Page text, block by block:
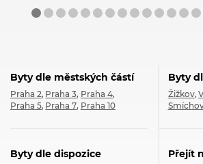
Byty dle městských částí
Praha 2 Praha 3 Praha 4
Praha 5 Praha 7 Praha 10
Byty
Žižkov
Byty dle dispozice Přejít